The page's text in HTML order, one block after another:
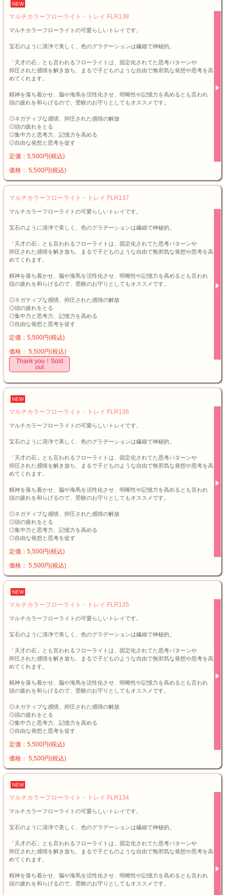
NEW
マルチカラーフローライト・トレイ FLR138
マルチカラーフローライトの可愛らしいトレイです。
宝石のように清浄で美しく、色のグラデーションは繊細で神秘的。
「天才の石」とも言われるフローライトは、固定化されてた思考パターンや
抑圧された感情を解き放ち、まるで子どものような自由で無邪気な発想や思考を高
めてくれます。
精神を落ち着かせ、脳や海馬を活性化させ、明晰性や記憶力を高めるとも言われ
頭の疲れを和らげるので、受験のお守りとしてもオススメです。
◎ネガティブな感情、抑圧された感情の解放
◎頭の疲れをとる
◎集中力と思考力、記憶力を高める
◎自由な発想と思考を促す
定価：5,500円(税込)
価格： 5,500円(税込)
マルチカラーフローライト・トレイ FLR137
マルチカラーフローライトの可愛らしいトレイです。
宝石のように清浄で美しく、色のグラデーションは繊細で神秘的。
「天才の石」とも言われるフローライトは、固定化されてた思考パターンや
抑圧された感情を解き放ち、まるで子どものような自由で無邪気な発想や思考を高
めてくれます。
精神を落ち着かせ、脳や海馬を活性化させ、明晰性や記憶力を高めるとも言われ
頭の疲れを和らげるので、受験のお守りとしてもオススメです。
◎ネガティブな感情、抑圧された感情の解放
◎頭の疲れをとる
◎集中力と思考力、記憶力を高める
◎自由な発想と思考を促す
定価：5,500円(税込)
価格： 5,500円(税込)
Thank you！Sold
out
NEW
マルチカラーフローライト・トレイ FLR136
マルチカラーフローライトの可愛らしいトレイです。
宝石のように清浄で美しく、色のグラデーションは繊細で神秘的。
「天才の石」とも言われるフローライトは、固定化されてた思考パターンや
抑圧された感情を解き放ち、まるで子どものような自由で無邪気な発想や思考を高
めてくれます。
精神を落ち着かせ、脳や海馬を活性化させ、明晰性や記憶力を高めるとも言われ
頭の疲れを和らげるので、受験のお守りとしてもオススメです。
◎ネガティブな感情、抑圧された感情の解放
◎頭の疲れをとる
◎集中力と思考力、記憶力を高める
◎自由な発想と思考を促す
定価：5,500円(税込)
価格： 5,500円(税込)
NEW
マルチカラーフローライト・トレイ FLR135
マルチカラーフローライトの可愛らしいトレイです。
宝石のように清浄で美しく、色のグラデーションは繊細で神秘的。
「天才の石」とも言われるフローライトは、固定化されてた思考パターンや
抑圧された感情を解き放ち、まるで子どものような自由で無邪気な発想や思考を高
めてくれます。
精神を落ち着かせ、脳や海馬を活性化させ、明晰性や記憶力を高めるとも言われ
頭の疲れを和らげるので、受験のお守りとしてもオススメです。
◎ネガティブな感情、抑圧された感情の解放
◎頭の疲れをとる
◎集中力と思考力、記憶力を高める
◎自由な発想と思考を促す
定価：5,500円(税込)
価格： 5,500円(税込)
NEW
マルチカラーフローライト・トレイ FLR134
マルチカラーフローライトの可愛らしいトレイです。
宝石のように清浄で美しく、色のグラデーションは繊細で神秘的。
「天才の石」とも言われるフローライトは、固定化されてた思考パターンや
抑圧された感情を解き放ち、まるで子どものような自由で無邪気な発想や思考を高
めてくれます。
精神を落ち着かせ、脳や海馬を活性化させ、明晰性や記憶力を高めるとも言われ
頭の疲れを和らげるので、受験のお守りとしてもオススメです。